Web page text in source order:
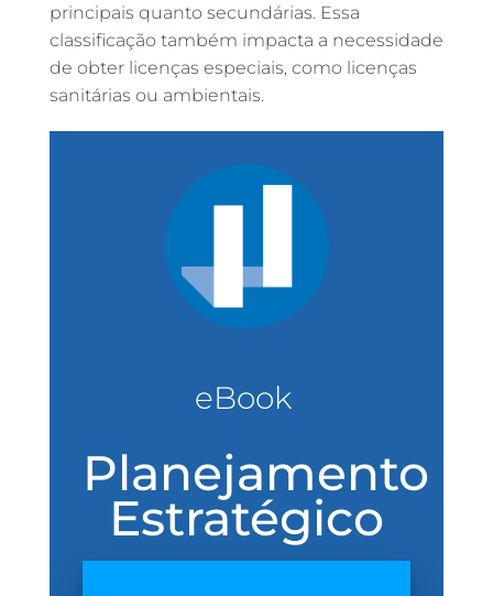
principais quanto secundárias. Essa
classificação também impacta a necessidade
de obter licenças especiais, como licenças
sanitárias ou ambientais.
eBook
Planejamento
Estratégico